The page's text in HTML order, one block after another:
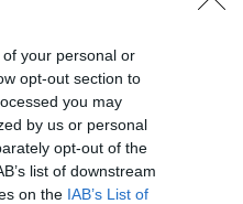
your personal or
opt-out section to
you may
by us or personal
opt-out of the
list of downstream
on the IAB’s List of